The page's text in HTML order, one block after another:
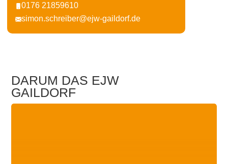
0176 21859610
simon.schreiber@ejw-gaildorf.de
DARUM DAS EJW
GAILDORF